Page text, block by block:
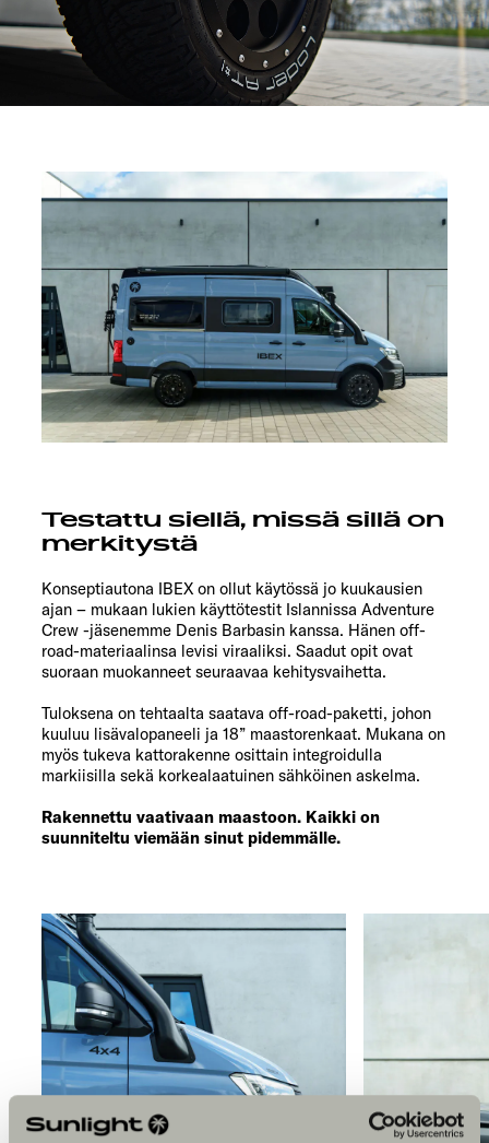
Testattu siellä, missä sillä on
merkitystä
Konseptiautona IBEX on ollut käytössä jo kuukausien
ajan – mukaan lukien käyttötestit Islannissa Adventure
Crew -jäsenemme Denis Barbasin kanssa. Hänen off-
road-materiaalinsa levisi viraaliksi. Saadut opit ovat
suoraan muokanneet seuraavaa kehitysvaihetta.
Tuloksena on tehtaalta saatava off-road-paketti, johon
kuuluu lisävalopaneeli ja 18” maastorenkaat. Mukana on
myös tukeva kattorakenne osittain integroidulla
markiisilla sekä korkealaatuinen sähköinen askelma.
Rakennettu vaativaan maastoon. Kaikki on
suunniteltu viemään sinut pidemmälle.